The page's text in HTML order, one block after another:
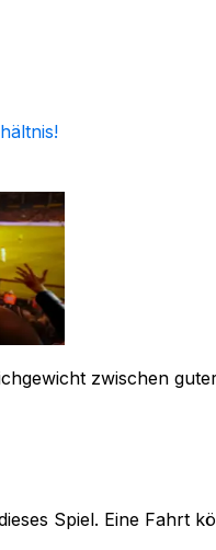
zwischen
Spiel. Eine Fahrt